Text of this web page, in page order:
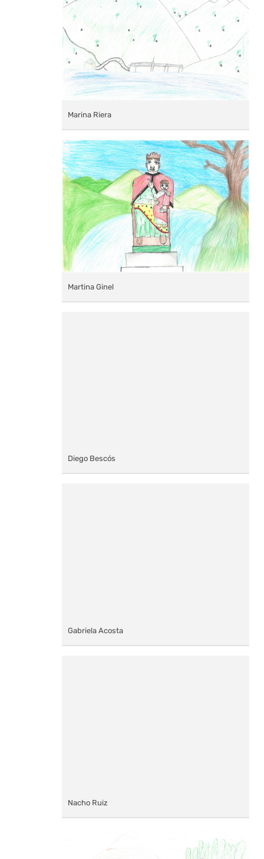
Marina Riera
Martina Ginel
Diego Bescós
Gabriela Acosta
Nacho Ruiz